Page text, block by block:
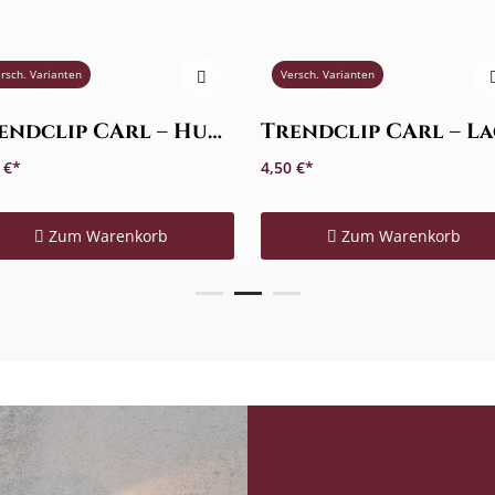
Varianten
Trendclip CArl – Hunde & Katzen
€
Zum Warenkorb
Versch. Varianten
4,50 €
Zum Warenkorb